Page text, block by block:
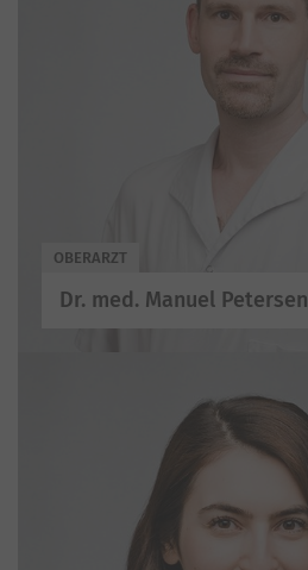
OBERARZT
Dr. med. Manuel Petersen